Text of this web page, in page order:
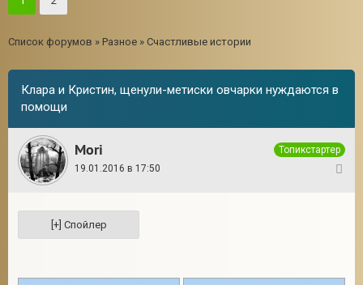
Список форумов » Разное » Счастливые истории
Клара и Кристин, щенули-метиски овчарки нуждаются в
помощи
Mori
Топикстартер
19.01.2016 в 17:50